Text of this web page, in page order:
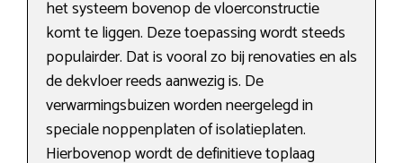
het systeem bovenop de vloerconstructie
komt te liggen. Deze toepassing wordt steeds
populairder. Dat is vooral zo bij renovaties en als
de dekvloer reeds aanwezig is. De
verwarmingsbuizen worden neergelegd in
speciale noppenplaten of isolatieplaten.
Hierbovenop wordt de definitieve toplaag